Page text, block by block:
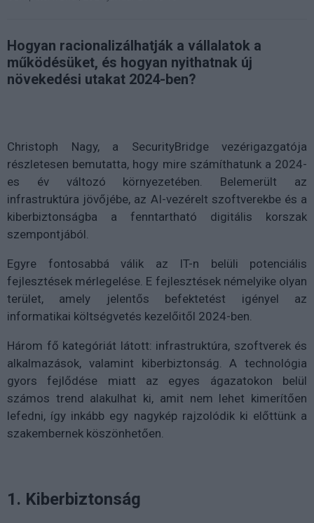
Hogyan racionalizálhatják a vállalatok a
működésüket, és hogyan nyithatnak új
növekedési utakat 2024-ben?
Christoph Nagy, a SecurityBridge vezérigazgatója
részletesen bemutatta, hogy mire számíthatunk a 2024-
es év változó környezetében. Belemerült az
infrastruktúra jövőjébe, az AI-vezérelt szoftverekbe és a
kiberbiztonságba a fenntartható digitális korszak
szempontjából.
Egyre fontosabbá válik az IT-n belüli potenciális
fejlesztések mérlegelése. E fejlesztések némelyike olyan
terület, amely jelentős befektetést igényel az
informatikai költségvetés kezelőitől 2024-ben.
Három fő kategóriát látott: infrastruktúra, szoftverek és
alkalmazások, valamint kiberbiztonság. A technológia
gyors fejlődése miatt az egyes ágazatokon belül
számos trend alakulhat ki, amit nem lehet kimerítően
lefedni, így inkább egy nagykép rajzolódik ki előttünk a
szakembernek köszönhetően.
1. Kiberbiztonság